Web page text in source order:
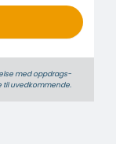
med oppdrags­
til uvedkommende.